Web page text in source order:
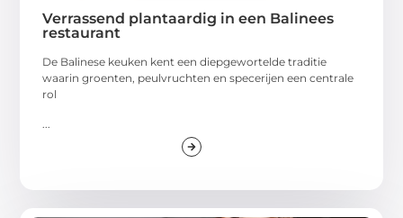
Verrassend plantaardig in een Balinees
restaurant
De Balinese keuken kent een diepgewortelde traditie
waarin groenten, peulvruchten en specerijen een centrale
rol